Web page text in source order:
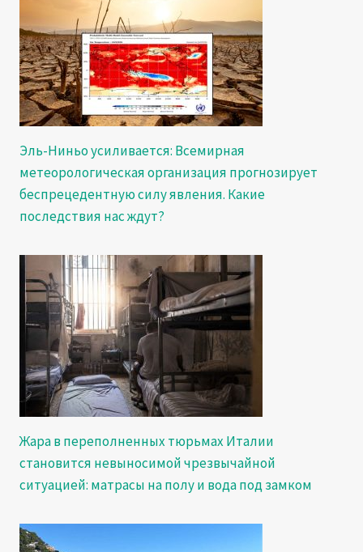
Эль-Ниньо усиливается: Всемирная
метеорологическая организация прогнозирует
беспрецедентную силу явления. Какие
последствия нас ждут?
Жара в переполненных тюрьмах Италии
становится невыносимой чрезвычайной
ситуацией: матрасы на полу и вода под замком